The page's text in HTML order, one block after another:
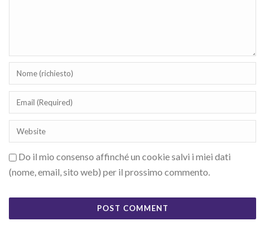
Do il mio consenso affinché un cookie salvi i miei dati
(nome, email, sito web) per il prossimo commento.